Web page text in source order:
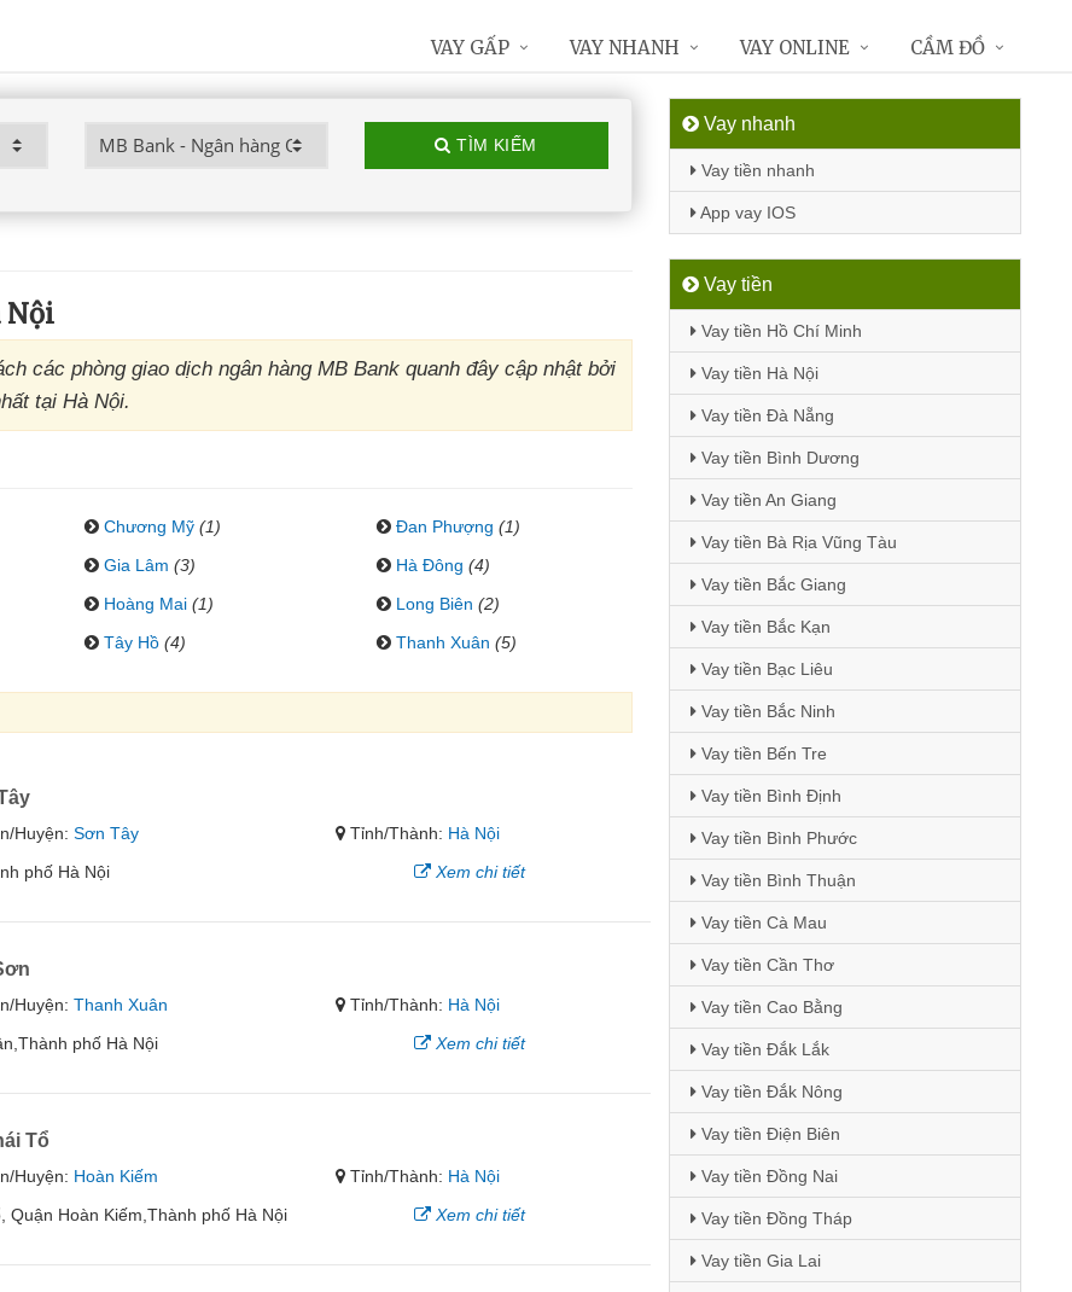
TÌM KIẾM
Nội
các phòng giao dịch ngân hàng MB Bank quanh đây cập nhật bởi
tại Hà Nội.
Chương Mỹ (1) Đan Phượng (1)
Gia Lâm (3) Hà Đông (4)
Hoàng Mai (1) Long Biên (2)
Tây Hồ (4) Thanh Xuân (5)
Huyện: Sơn Tây Tỉnh/Thành: Hà Nội
phố Hà Nội
Xem chi tiết
Huyện: Thanh Xuân Tỉnh/Thành: Hà Nội
phố Hà Nội
Xem chi tiết
Tổ
Huyện: Hoàn Kiếm Tỉnh/Thành: Hà Nội
Hoàn Kiếm,Thành phố Hà Nội
Xem chi tiết
Vay nhanh
Vay tiền nhanh
App vay IOS
Vay tiền
Vay tiền Hồ Chí Minh
Vay tiền Hà Nội
Vay tiền Đà Nẵng
Vay tiền Bình Dương
Vay tiền An Giang
Vay tiền Bà Rịa Vũng Tàu
Vay tiền Bắc Giang
Vay tiền Bắc Kạn
Vay tiền Bạc Liêu
Vay tiền Bắc Ninh
Vay tiền Bến Tre
Vay tiền Bình Định
Vay tiền Bình Phước
Vay tiền Bình Thuận
Vay tiền Cà Mau
Vay tiền Cần Thơ
Vay tiền Cao Bằng
Vay tiền Đắk Lắk
Vay tiền Đắk Nông
Vay tiền Điện Biên
Vay tiền Đồng Nai
Vay tiền Đồng Tháp
Vay tiền Gia Lai
VAY GẤP VAY NHANH VAY ONLINE CẦM ĐỒ